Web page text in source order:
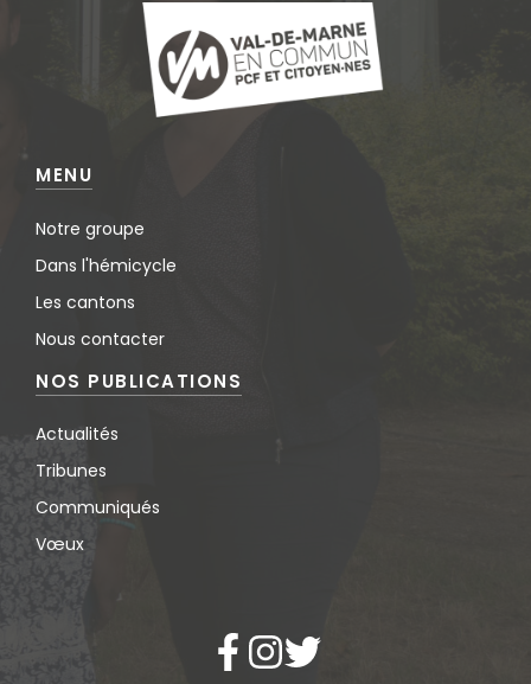
MENU
Notre groupe
Dans l'hémicycle
Les cantons
Nous contacter
NOS PUBLICATIONS
Actualités
Tribunes
Communiqués
Vœux